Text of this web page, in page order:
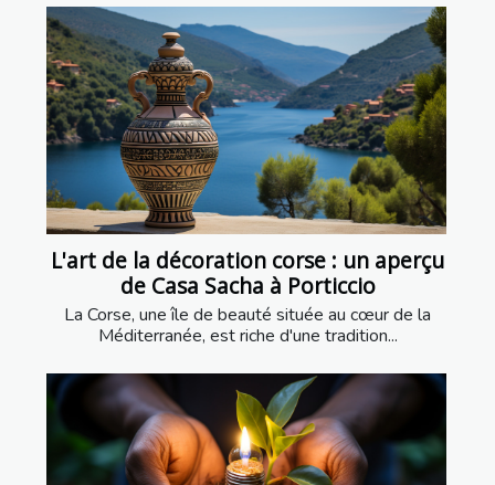
L'art de la décoration corse : un aperçu
de Casa Sacha à Porticcio
La Corse, une île de beauté située au cœur de la
Méditerranée, est riche d'une tradition...